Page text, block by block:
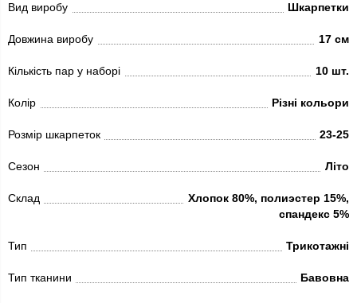
Вид виробу Шкарпетки
Довжина виробу 17 см
Кількість пар у наборі 10 шт.
Колір Різні кольори
Розмір шкарпеток 23-25
Сезон Літо
Склад
Хлопок 80%, полиэстер 15%,
спандекс 5%
Тип Трикотажні
Тип тканини Бавовна